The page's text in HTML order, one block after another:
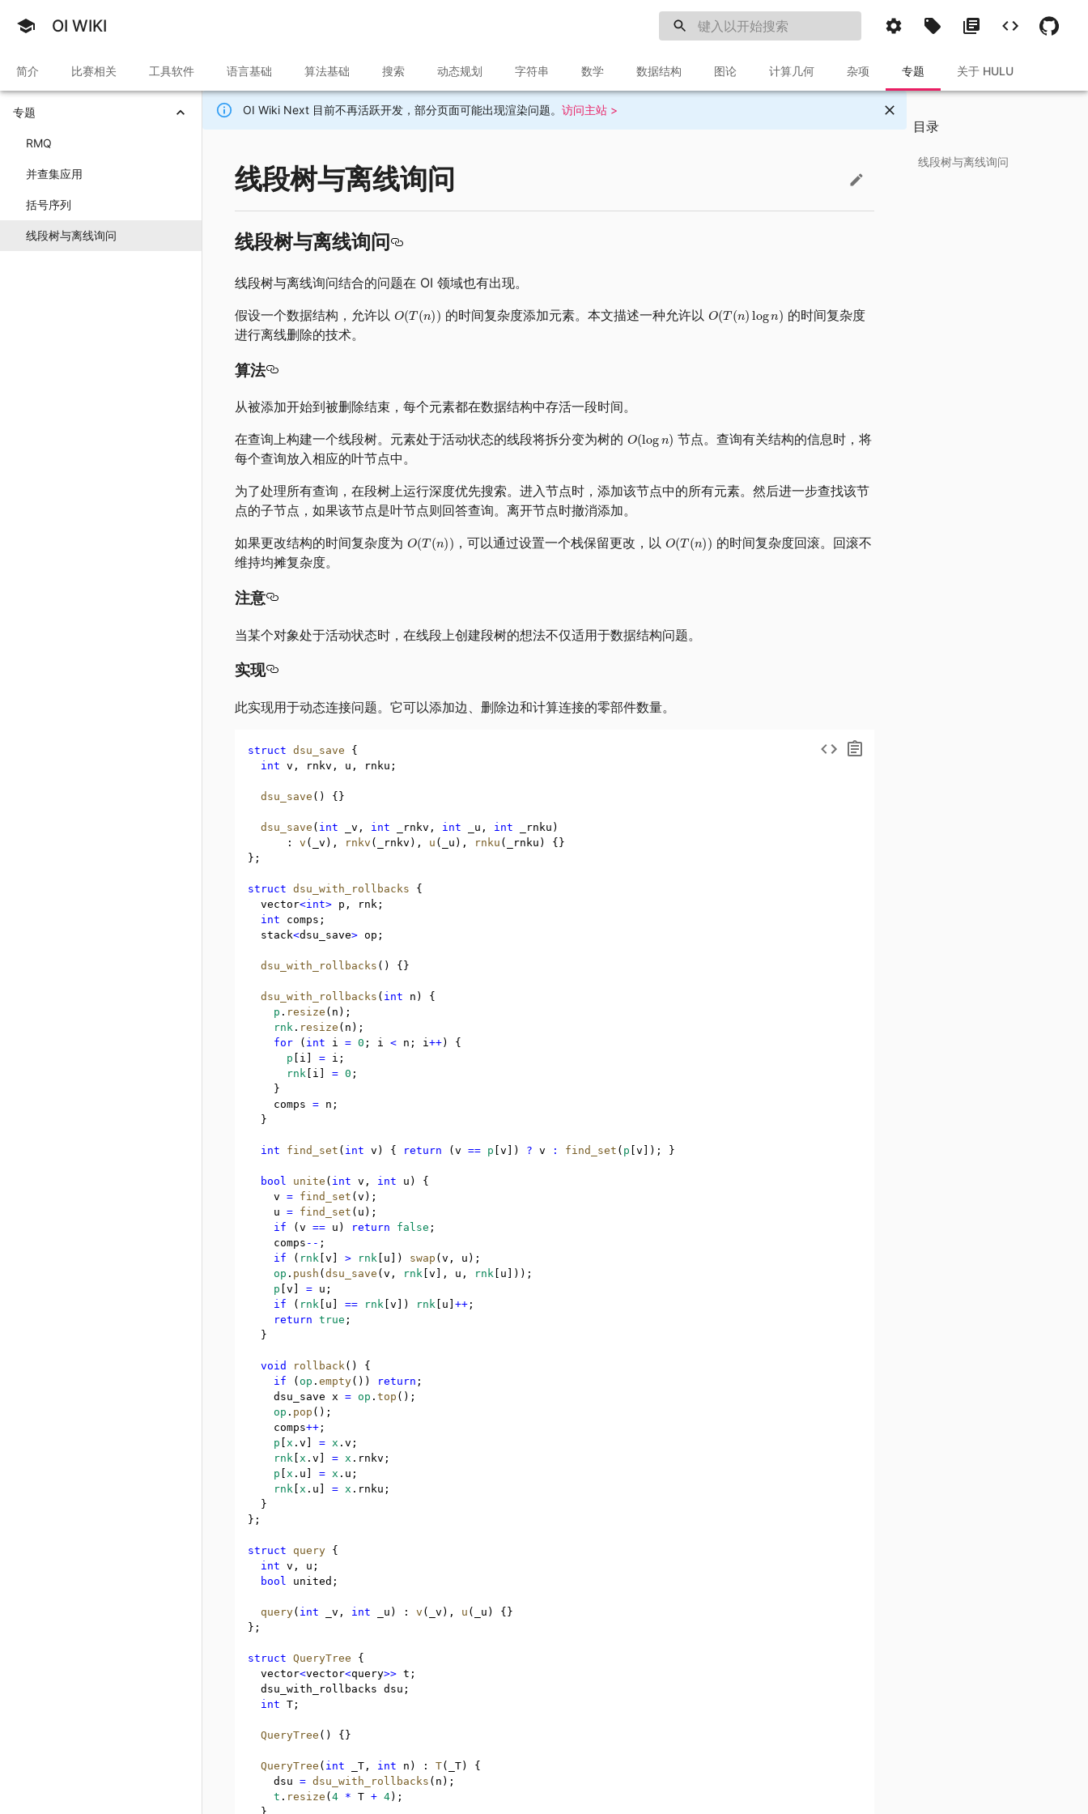
OI WIKI
简介 比赛相关 工具软件 语言基础 算法基础 搜索 动态规划 字符串 数学 数据结构 图论 计算几何 杂项 专题 关于 HULU
专题
RMQ
并查集应用
括号序列
线段树与离线询问
OI Wiki Next 目前不再活跃开发，部分页面可能出现渲染问题。 访问主站 >
线段树与离线询问
线段树与离线询问
线段树与离线询问结合的问题在 OI 领域也有出现。
假设一个数据结构，允许以
的时间复杂度添加元素。本文描述一种允许以
的时间复杂度
进行离线删除的技术。
算法
从被添加开始到被删除结束，每个元素都在数据结构中存活一段时间。
在查询上构建一个线段树。元素处于活动状态的线段将拆分变为树的
节点。查询有关结构的信息时，将
每个查询放入相应的叶节点中。
为了处理所有查询，在段树上运行深度优先搜索。进入节点时，添加该节点中的所有元素。然后进一步查找该节
点的子节点，如果该节点是叶节点则回答查询。离开节点时撤消添加。
如果更改结构的时间复杂度为
，可以通过设置一个栈保留更改，以
的时间复杂度回滚。回滚不
维持均摊复杂度。
注意
当某个对象处于活动状态时，在线段上创建段树的想法不仅适用于数据结构问题。
实现
此实现用于动态连接问题。它可以添加边、删除边和计算连接的零部件数量。
struct dsu_save {
int v , rnkv , u , rnku;
dsu_save () {}
dsu_save ( int _v , int _rnkv , int _u , int _rnku)
:
v (_v) , rnkv (_rnkv) , u (_u) , rnku (_rnku) {}
};
struct dsu_with_rollbacks {
  vector
<int> p ,
rnk;
int comps;
  stack
<dsu_save> op;
dsu_with_rollbacks () {}
dsu_with_rollbacks ( int n) {
p . resize (n);
rnk . resize (n);
for ( int i = 0 ; i < n; i++) {
p [i] = i;
rnk [i] = 0 ;
    }
    comps
= n;
  }
int find_set ( int v) { return (v == p [v]) ? v : find_set ( p [v]); }
bool unite ( int v , int u) {
    v
= find_set (v);
    u
= find_set (u);
if (v == u) return false ;
    comps
-- ;
if ( rnk [v] > rnk [u]) swap (v ,
u);
op . push ( dsu_save (v , rnk [v] , u , rnk [u]));
p [v] = u;
if ( rnk [u] == rnk [v]) rnk [u] ++ ;
return true ;
  }
void rollback() {
if ( op . empty()) return ;
    dsu_save x
= op . top ();
op . pop ();
    comps
++ ;
p x . v] = x . v;
rnk x . v] = x . rnkv;
p x . u] = x . u;
rnk x . u] = x . rnku;
  }
};
struct query {
int v ,
u;
bool united;
query( int _v , int _u) : v (_v) , u (_u) {}
};
struct QueryTree {
  vector
<vector<query>> t;
  dsu_with_rollbacks dsu;
int T;
QueryTree () {}
QueryTree ( int _T , int n) : T(_T) {
    dsu
= dsu_with_rollbacks (n);
t . resize ( 4 * T + 4);
目录
线段树与离线询问